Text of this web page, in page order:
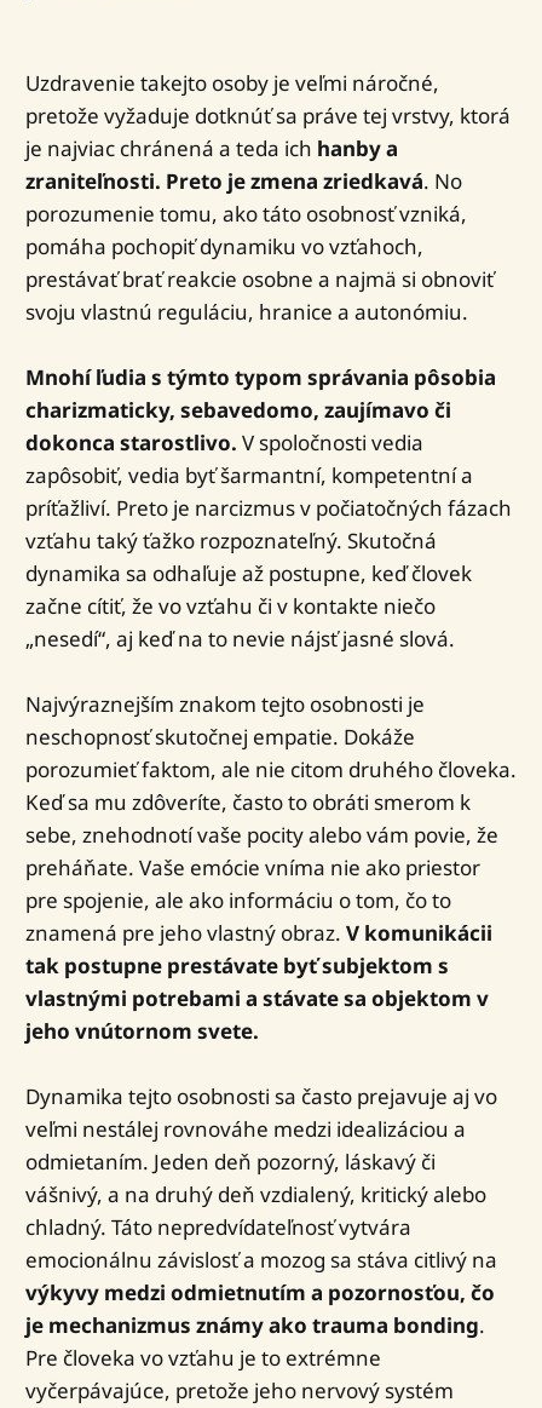
Uzdravenie takejto osoby je veľmi náročné,
pretože vyžaduje dotknúť sa práve tej vrstvy, ktorá
je najviac chránená a teda ich hanby a
zraniteľnosti. Preto je zmena zriedkavá. No
porozumenie tomu, ako táto osobnosť vzniká,
pomáha pochopiť dynamiku vo vzťahoch,
prestávať brať reakcie osobne a najmä si obnoviť
svoju vlastnú reguláciu, hranice a autonómiu.
Mnohí ľudia s týmto typom správania pôsobia
charizmaticky, sebavedomo, zaujímavo či
dokonca starostlivo. V spoločnosti vedia
zapôsobiť, vedia byť šarmantní, kompetentní a
príťažliví. Preto je narcizmus v počiatočných fázach
vzťahu taký ťažko rozpoznateľný. Skutočná
dynamika sa odhaľuje až postupne, keď človek
začne cítiť, že vo vzťahu či v kontakte niečo
„nesedí“, aj keď na to nevie nájsť jasné slová.
Najvýraznejším znakom tejto osobnosti je
neschopnosť skutočnej empatie. Dokáže
porozumieť faktom, ale nie citom druhého človeka.
Keď sa mu zdôveríte, často to obráti smerom k
sebe, znehodnotí vaše pocity alebo vám povie, že
preháňate. Vaše emócie vníma nie ako priestor
pre spojenie, ale ako informáciu o tom, čo to
znamená pre jeho vlastný obraz. V komunikácii
tak postupne prestávate byť subjektom s
vlastnými potrebami a stávate sa objektom v
jeho vnútornom svete.
Dynamika tejto osobnosti sa často prejavuje aj vo
veľmi nestálej rovnováhe medzi idealizáciou a
odmietaním. Jeden deň pozorný, láskavý či
vášnivý, a na druhý deň vzdialený, kritický alebo
chladný. Táto nepredvídateľnosť vytvára
emocionálnu závislosť a mozog sa stáva citlivý na
výkyvy medzi odmietnutím a pozornosťou, čo
je mechanizmus známy ako trauma bonding.
Pre človeka vo vzťahu je to extrémne
vyčerpávajúce, pretože jeho nervový systém